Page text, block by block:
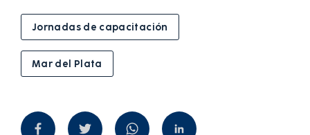
Jornadas de capacitación
Mar del Plata